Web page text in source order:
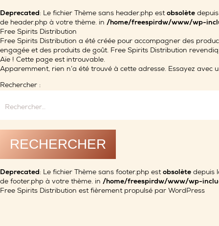
Deprecated: Le fichier Thème sans header.php est obsolète
de header.php à votre thème. in /home/freespirdw/www/wp-
Free Spirits Distribution
Free Spirits Distribution a été créée pour accompagner des
engagée et des produits de goût. Free Spirits Distribution
Aïe ! Cette page est introuvable.
Apparemment, rien n’a été trouvé à cette adresse. Essayez avec
Rechercher :
Deprecated: Le fichier Thème sans footer.php est obsolète depuis
de footer.php à votre thème. in /home/freespirdw/www/wp-
Free Spirits Distribution est fièrement propulsé par WordPress